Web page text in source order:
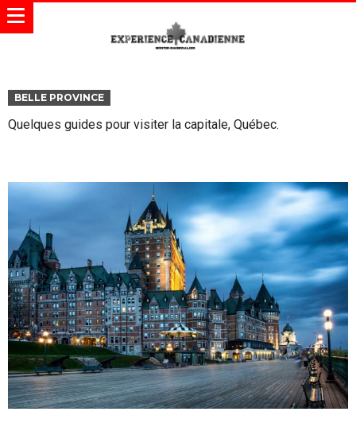
BELLE PROVINCE
Quelques guides pour visiter la capitale, Québec.